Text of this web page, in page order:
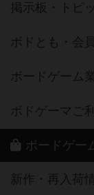
掲示板・トピ
ボドとも・会
ボードゲーム
ボドゲーマご
ボードゲー
新作・再入荷